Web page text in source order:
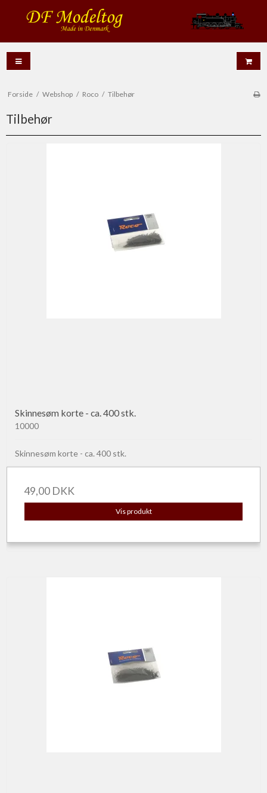
Forside / Webshop / Roco / Tilbehør
Tilbehør
Skinnesøm korte - ca. 400 stk.
10000
Skinnesøm korte - ca. 400 stk.
49,00 DKK
Vis produkt